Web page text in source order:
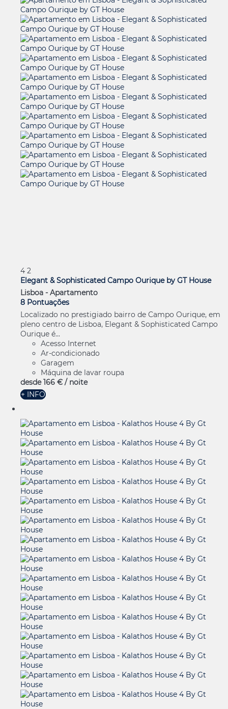
4 2
Elegant & Sophisticated Campo Ourique by GT House
Lisboa - Apartamento
8 Pontuações
Localizado no prestigiado bairro de Campo Ourique, em
pleno centro de Lisboa, Elegant & Sophisticated Campo
Ourique é...
Acesso Internet
Ar-condicionado
Garagem
Máquina de lavar roupa
desde 166 € / noite
+ INFO